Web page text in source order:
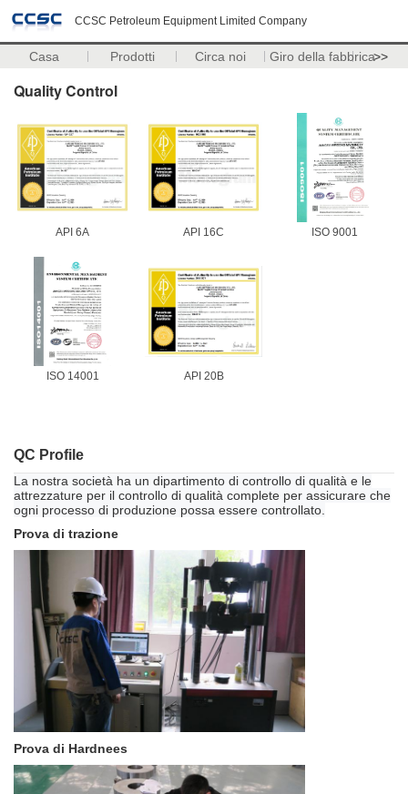
CCSC Petroleum Equipment Limited Company
Casa Prodotti Circa noi Giro della fabbrica>>
Quality Control
API 6A API 16C ISO 9001
ISO 14001 API 20B
QC Profile
La nostra società ha un dipartimento di controllo di qualità e le
attrezzature per il controllo di qualità complete per assicurare che
ogni processo di produzione possa essere controllato.
Prova di trazione
Prova di Hardnees